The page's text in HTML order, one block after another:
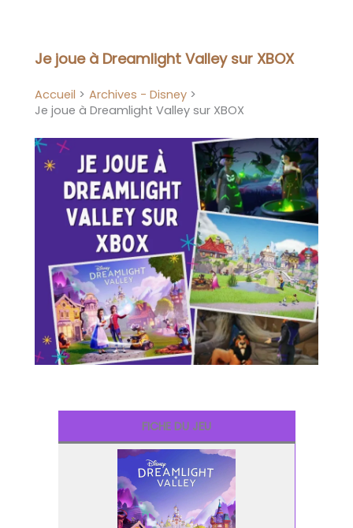
Je joue à Dreamlight Valley sur XBOX
Accueil
Archives - Disney
Je joue à Dreamlight Valley sur XBOX
FICHE DU JEU